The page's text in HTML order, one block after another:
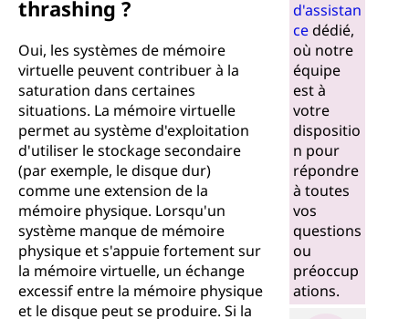
thrashing ?
Oui, les systèmes de mémoire
virtuelle peuvent contribuer à la
saturation dans certaines
situations. La mémoire virtuelle
permet au système d'exploitation
d'utiliser le stockage secondaire
(par exemple, le disque dur)
comme une extension de la
mémoire physique. Lorsqu'un
système manque de mémoire
physique et s'appuie fortement sur
la mémoire virtuelle, un échange
excessif entre la mémoire physique
et le disque peut se produire. Si la
d'assistan
cedédié,
où notre
équipe
est à
votre
dispositio
n pour
répondre
à toutes
vos
questions
ou
préoccup
ations.